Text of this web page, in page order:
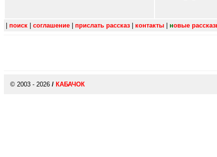
поиск соглашение прислать рассказ контакты новые
© 2003 - 2026 / КАБАЧОК